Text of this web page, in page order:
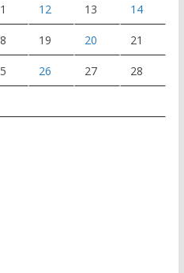
12 13 14
19 20 21
26 27 28